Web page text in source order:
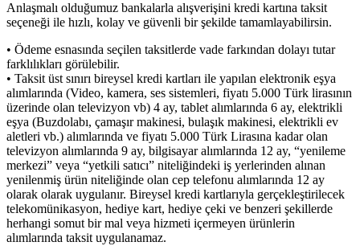
Anlaşmalı olduğumuz bankalarla alışverişini kredi kartına taksit
seçeneği ile hızlı, kolay ve güvenli bir şekilde tamamlayabilirsin.
• Ödeme esnasında seçilen taksitlerde vade farkından dolayı tutar
farklılıkları görülebilir.
• Taksit üst sınırı bireysel kredi kartları ile yapılan elektronik eşya
alımlarında (Video, kamera, ses sistemleri, fiyatı 5.000 Türk lirasının
üzerinde olan televizyon vb) 4 ay, tablet alımlarında 6 ay, elektrikli
eşya (Buzdolabı, çamaşır makinesi, bulaşık makinesi, elektrikli ev
aletleri vb.) alımlarında ve fiyatı 5.000 Türk Lirasına kadar olan
televizyon alımlarında 9 ay, bilgisayar alımlarında 12 ay, “yenileme
merkezi” veya “yetkili satıcı” niteliğindeki iş yerlerinden alınan
yenilenmiş ürün niteliğinde olan cep telefonu alımlarında 12 ay
olarak olarak uygulanır. Bireysel kredi kartlarıyla gerçekleştirilecek
telekomünikasyon, hediye kart, hediye çeki ve benzeri şekillerde
herhangi somut bir mal veya hizmeti içermeyen ürünlerin
alımlarında taksit uygulanamaz.